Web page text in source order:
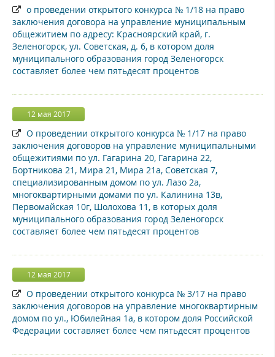
о проведении открытого конкурса № 1/18 на право
заключения договора на управление муниципальным
общежитием по адресу: Красноярский край, г.
Зеленогорск, ул. Советская, д. 6, в котором доля
муниципального образования город Зеленогорск
составляет более чем пятьдесят процентов
12 мая 2017
О проведении открытого конкурса № 1/17 на право
заключения договоров на управление муниципальными
общежитиями по ул. Гагарина 20, Гагарина 22,
Бортникова 21, Мира 21, Мира 21а, Советская 7,
специализированным домом по ул. Лазо 2а,
многоквартирными домами по ул. Калинина 13в,
Первомайская 10г, Шолохова 11, в которых доля
муниципального образования город Зеленогорск
составляет более чем пятьдесят процентов
12 мая 2017
О проведении открытого конкурса № 3/17 на право
заключения договоров на управление многоквартирным
домом по ул., Юбилейная 1а, в котором доля Российской
Федерации составляет более чем пятьдесят процентов